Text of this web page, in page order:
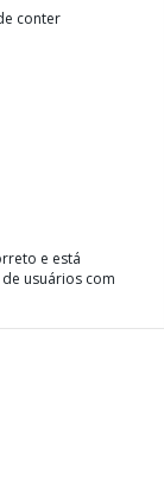
conter
e está
usuários com